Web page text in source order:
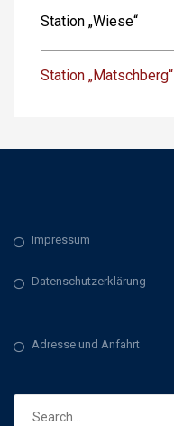
Station „Wiese“
Station „Matschberg“
Impressum
Datenschutzerklärung
Adresse und Anfahrt